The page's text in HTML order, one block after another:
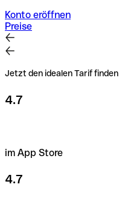
Konto eröffnen
Preise
Jetzt den idealen Tarif finden
4.7
im App Store
4.7